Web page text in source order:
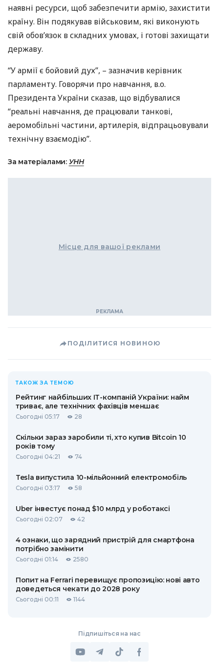
наявні ресурси, щоб забезпечити армію, захистити
країну. Він подякував військовим, які виконують
свій обов’язок в складних умовах, і готові захищати
державу.
“У армії є бойовий дух”, – зазначив керівник
парламенту. Говорячи про навчання, в.о.
Президента України сказав, що відбувалися
“реальні навчання, де працювали танкові,
аеромобільні частини, артилерія, відпрацьовували
технічну взаємодію”.
За матеріалами: УНН
Місце для вашої реклами
ПОДІЛИТИСЯ НОВИНОЮ
ТАКОЖ ЗА ТЕМОЮ
Рейтинг найбільших ІТ-компаній України: найм
триває, але технічних фахівців меншає
Сьогодні 05:17 28
Скільки зараз заробили ті, хто купив Bitcoin 10
років тому
Сьогодні 04:21 74
Tesla випустила 10-мільйонний електромобіль
Сьогодні 03:17 58
Uber інвестує понад $10 млрд у роботаксі
Сьогодні 02:07 42
4 ознаки, що зарядний пристрій для смартфона
потрібно замінити
Сьогодні 01:14 2580
Попит на Ferrari перевищує пропозицію: нові авто
доведеться чекати до 2028 року
Сьогодні 00:11 1144
Підпишіться на нас